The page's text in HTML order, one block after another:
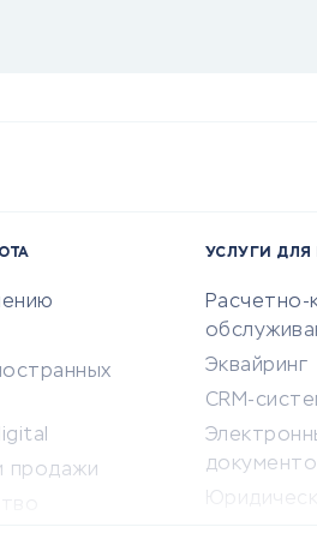
продажи
УСЛУГИ ДЛЯ
Расчетно-
Эквайринг
CRM-